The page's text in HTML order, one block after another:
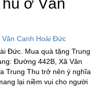
Canh Hoài Đức
Đức. Mua quà tặng Trung
Đường 442B, Xã Vân
Trung Thu trở nên ý nghĩa
lại niềm vui cho người